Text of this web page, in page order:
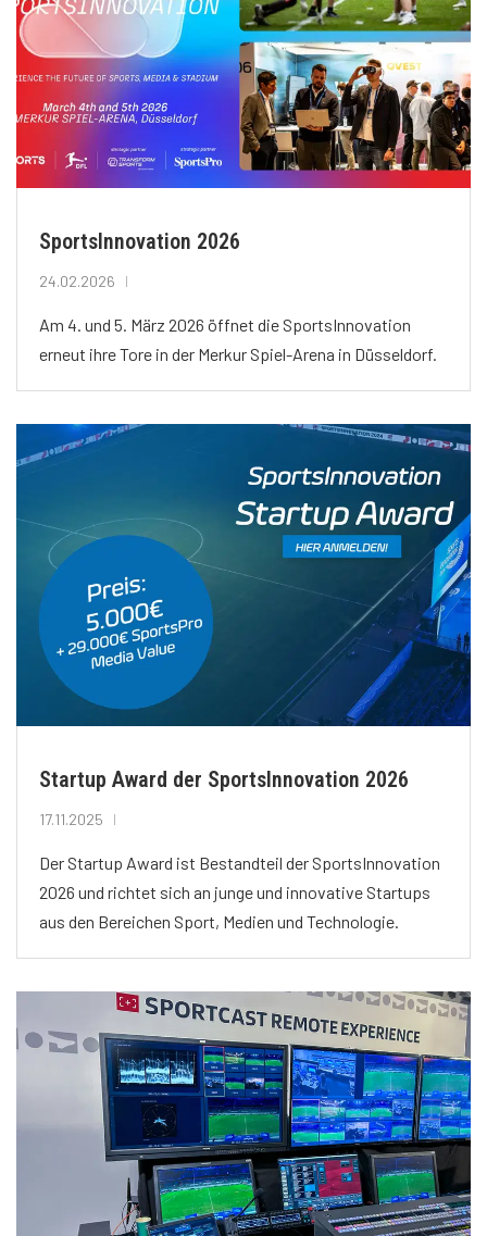
SportsInnovation 2026
24.02.2026
Am 4. und 5. März 2026 öffnet die SportsInnovation
erneut ihre Tore in der Merkur Spiel-Arena in Düsseldorf.
Startup Award der SportsInnovation 2026
17.11.2025
Der Startup Award ist Bestandteil der SportsInnovation
2026 und richtet sich an junge und innovative Startups
aus den Bereichen Sport, Medien und Technologie.